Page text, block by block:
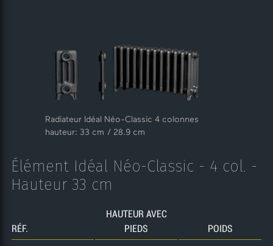
Radiateur Idéal Néo-Classic 4 colonnes
hauteur: 33 cm / 28.9 cm
Élément Idéal Néo-Classic - 4 col. -
Hauteur 33 cm
RÉF.
HAUTEUR AVEC
PIEDS
POIDS